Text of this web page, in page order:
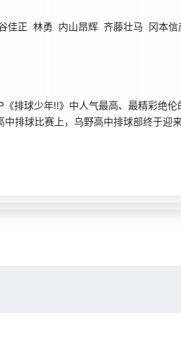
佳正 林勇 内山昂辉 齐藤壮马 冈本信
球少年!!》中人气最高、最精彩绝伦
排球比赛上，乌野高中排球部终于迎